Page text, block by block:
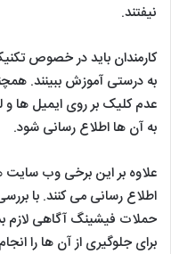
نیفتند.
کارمندان باید در خصوص
به درستی آموزش ببینند.
عدم کلیک بر روی ایمیل ها
به آن ها اطلاع رسانی شود.
علاوه بر این برخی وب سایت
اطلاع رسانی می کنند. با
حملات فیشینگ آگاهی لازم
برای جلوگیری از آن ها را